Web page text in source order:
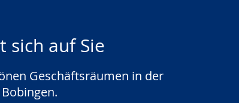
sich auf Sie
Geschäftsräumen in der